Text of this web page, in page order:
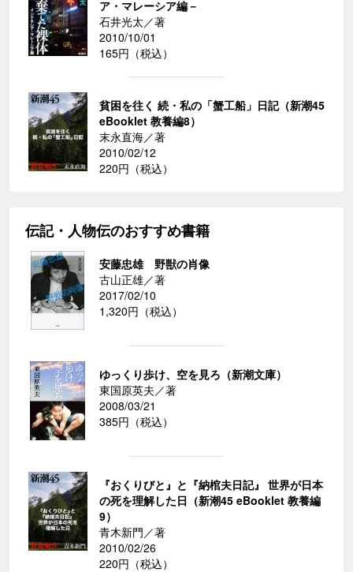
ア・マレーシア編－
石井光太／著
2010/10/01
165円（税込）
貧困を往く 続・私の「蟹工船」日記（新潮45
eBooklet 教養編8）
末永直海／著
2010/02/12
220円（税込）
伝記・人物伝のおすすめ書籍
安藤忠雄 野獣の肖像
古山正雄／著
2017/02/10
1,320円（税込）
ゆっくり歩け、空を見ろ（新潮文庫）
東国原英夫／著
2008/03/21
385円（税込）
『おくりびと』と『納棺夫日記』 世界が日本
の死を理解した日（新潮45 eBooklet 教養編
9）
青木新門／著
2010/02/26
220円（税込）